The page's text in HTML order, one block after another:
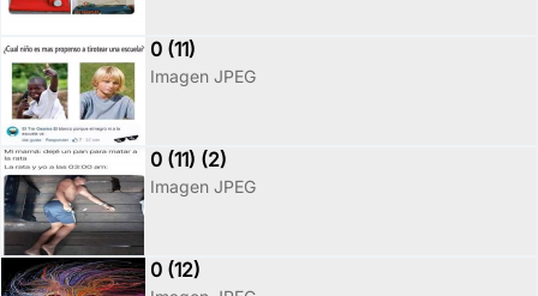
0 (11)
Imagen JPEG
0 (11) (2)
Imagen JPEG
0 (12)